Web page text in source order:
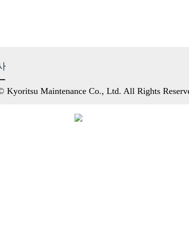
Kyoritsu Maintenance Co., Ltd. All Rights